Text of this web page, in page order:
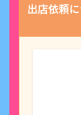
出店依頼